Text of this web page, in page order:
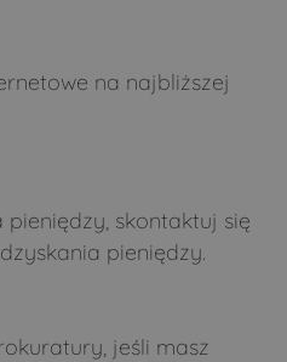
na najbliższej
pieniędzy, skontaktuj się
pieniędzy.
jeśli masz